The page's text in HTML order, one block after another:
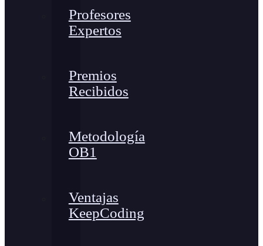
Profesores
Expertos
Premios
Recibidos
Metodología
OB1
Ventajas
KeepCoding